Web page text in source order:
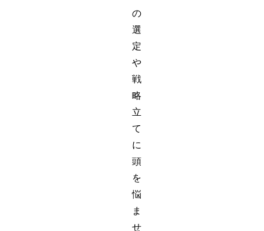
の
選
定
や
戦
略
立
て
に
頭
を
悩
ま
せ